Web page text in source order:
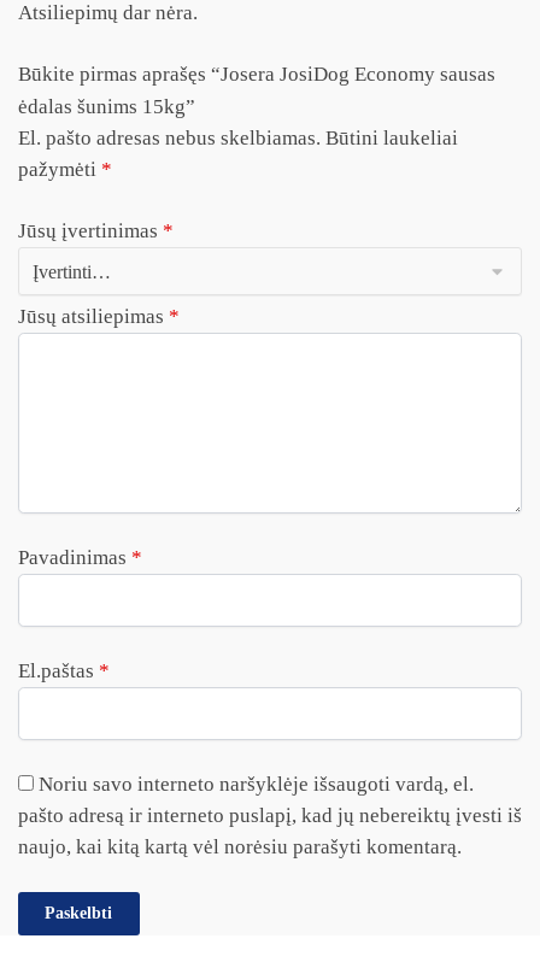
Atsiliepimų dar nėra.
Būkite pirmas aprašęs “Josera JosiDog Economy sausas
ėdalas šunims 15kg”
El. pašto adresas nebus skelbiamas. Būtini laukeliai
pažymėti *
Jūsų įvertinimas *
Jūsų atsiliepimas *
Pavadinimas *
El.paštas *
Noriu savo interneto naršyklėje išsaugoti vardą, el.
pašto adresą ir interneto puslapį, kad jų nebereiktų įvesti iš
naujo, kai kitą kartą vėl norėsiu parašyti komentarą.